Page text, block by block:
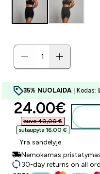
35% NUOLAIDA | Kodas:
discounted
24.00€‎
buvo 40,00 €‎
sutaupyta 16,00 €‎
Yra sandėlyje
Nemokamas
30-day returns on all